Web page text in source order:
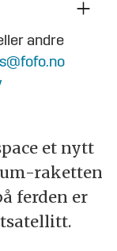
andre
et nytt
raketten
ferden er